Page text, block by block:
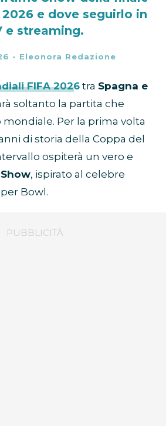
e dove seguirlo in
e streaming.
- Eleonora Redazione
FIFA 2026 tra Spagna e
soltanto la partita che
Per la prima volta
di storia della Coppa del
ospiterà un vero e
, ispirato al celebre
Bowl.